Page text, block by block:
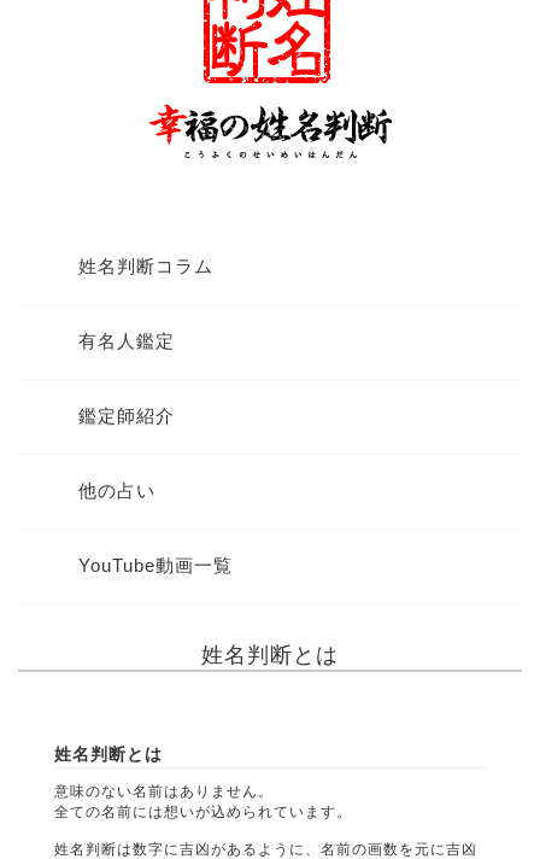
姓名判断コラム
有名人鑑定
鑑定師紹介
他の占い
YouTube動画一覧
姓名判断とは
姓名判断とは
意味のない名前はありません。
全ての名前には想いが込められています。
姓名判断は数字に吉凶があるように、名前の画数を元に吉凶